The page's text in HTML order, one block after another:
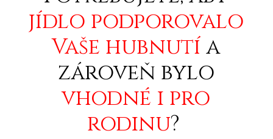
jídlo podporovalo
Vaše hubnutí a
zároveň bylo
vhodné i pro
rodinu?